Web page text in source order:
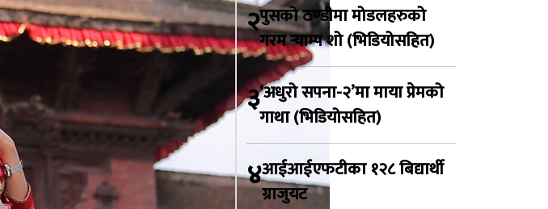
२पुसको ठण्डीमा मोडलहरुको
गरम र्‍याम्प शो (भिडियोसहित)
३‘अधुरो सपना-२’मा माया प्रेमको
गाथा (भिडियोसहित)
४आईआईएफटीका १२८ बिद्यार्थी
ग्राजुयट